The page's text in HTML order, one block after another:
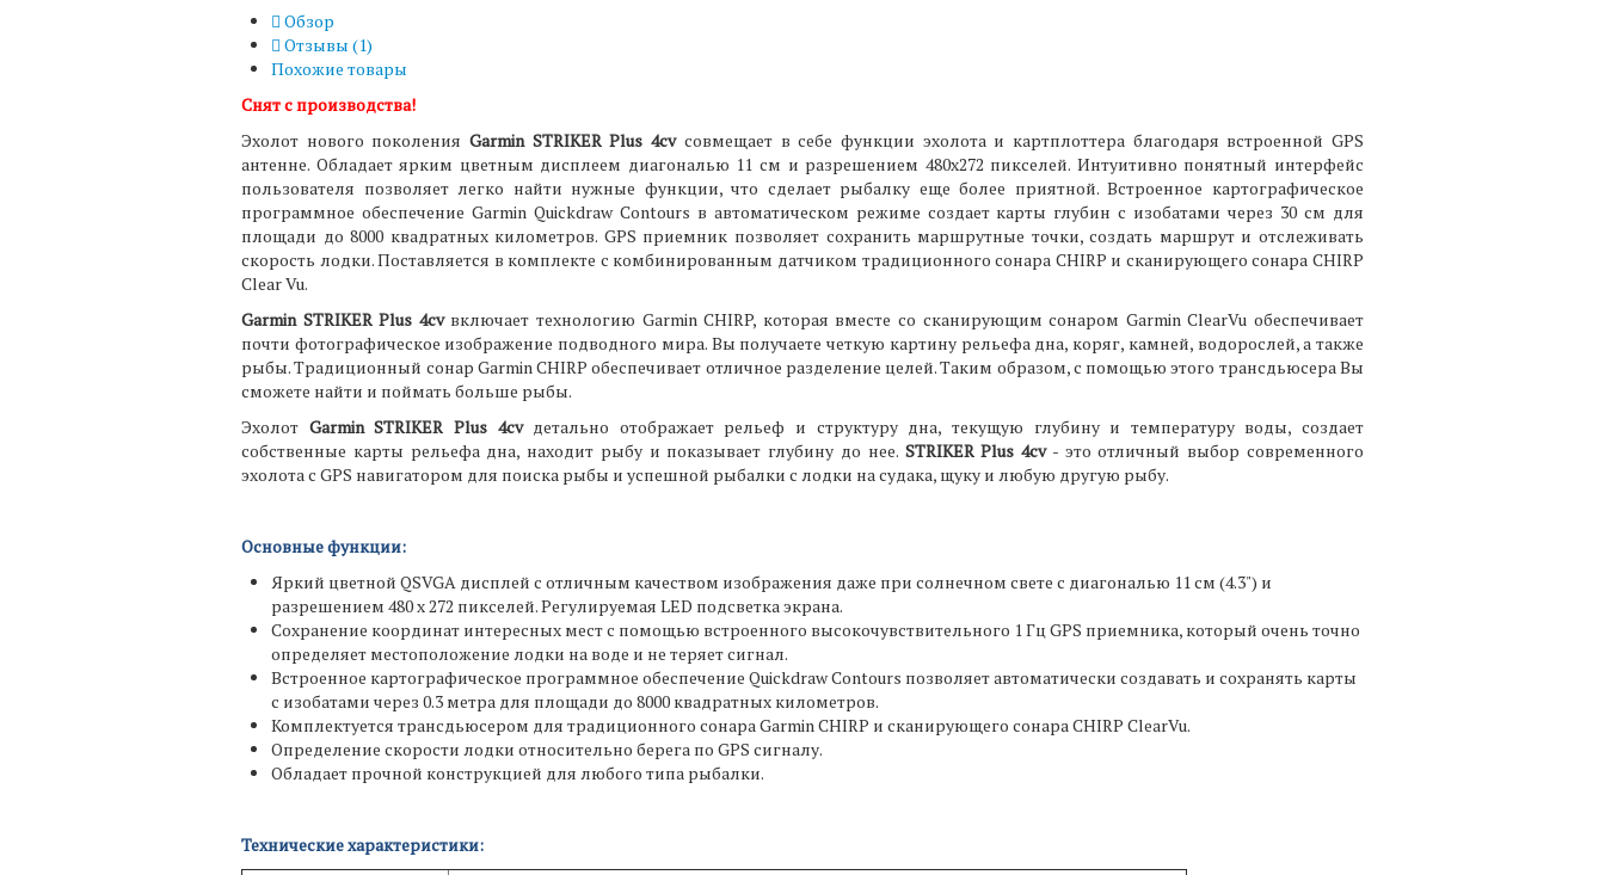
Обзор
Отзывы (1)
Похожие товары
Снят с производства!
Эхолот нового поколенияGarmin STRIKER Plus 4cvсовмещает в себе функции эхолота и картплоттера благодаря встроенной GPS
антенне. Обладает ярким цветным дисплеем диагональю 11 см и разрешением 480x272 пикселей. Интуитивно понятный интерфейс
пользователя позволяет легко найти нужные функции, что сделает рыбалку еще более приятной. Встроенное картографическое
программное обеспечение Garmin Quickdraw Contours в автоматическом режиме создает карты глубин с изобатами через 30 см для
площади до 8000 квадратных километров. GPS приемник позволяет сохранить маршрутные точки, создать маршрут и отслеживать
скорость лодки. Поставляется в комплекте с комбинированным датчиком традиционного сонара CHIRP и сканирующего сонара CHIRP
Clear Vu.
Garmin STRIKER Plus 4cvвключает технологию Garmin CHIRP, которая вместе со сканирующим сонаром Garmin ClearVu обеспечивает
почти фотографическое изображение подводного мира. Вы получаете четкую картину рельефа дна, коряг, камней, водорослей, а также
рыбы. Традиционный сонар Garmin CHIRP обеспечивает отличное разделение целей. Таким образом, с помощью этого трансдьюсера Вы
сможете найти и поймать больше рыбы.
Эхолот Garmin STRIKER Plus 4cvдетально отображает рельеф и структуру дна, текущую глубину и температуру воды, создает
собственные карты рельефа дна, находит рыбу и показывает глубину до нее. STRIKER Plus 4cv- это отличный выбор современного
эхолота с GPS навигатором для поиска рыбы и успешной рыбалки с лодки на судака, щуку и любую другую рыбу.
Основные функции:
Яркий цветной QSVGA дисплей с отличным качеством изображения даже при солнечном свете с диагональю 11 см (4.3") и
разрешением 480 x 272 пикселей. Регулируемая LED подсветка экрана.
Сохранение координат интересных мест с помощью встроенного высокочувствительного 1 Гц GPS приемника, который очень точно
определяет местоположение лодки на воде и не теряет сигнал.
Встроенное картографическое программное обеспечение Quickdraw Contours позволяет автоматически создавать и сохранять карты
с изобатами через 0.3 метра для площади до 8000 квадратных километров.
Комплектуется трансдьюсером для традиционного сонара Garmin CHIRP и сканирующего сонара CHIRP ClearVu.
Определение скорости лодки относительно берега по GPS сигналу.
Обладает прочной конструкцией для любого типа рыбалки.
Технические характеристики: